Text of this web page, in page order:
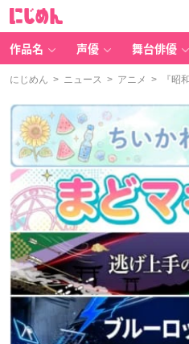
作品名 声優 舞台俳優
にじめん > ニュース > アニメ > 『昭